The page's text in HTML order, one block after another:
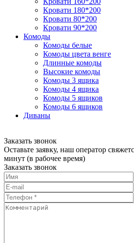
Кровати 180*200
Кровати 80*200
Кровати 90*200
Комоды
Комоды белые
Комоды цвета венге
Длинные комоды
Высокие комоды
Комоды 3 ящика
Комоды 4 ящика
Комоды 5 ящиков
Комоды 6 ящиков
Диваны
Заказать звонок
Оставьте заявку, наш оператор
минут (в рабочее время)
Заказать звонок